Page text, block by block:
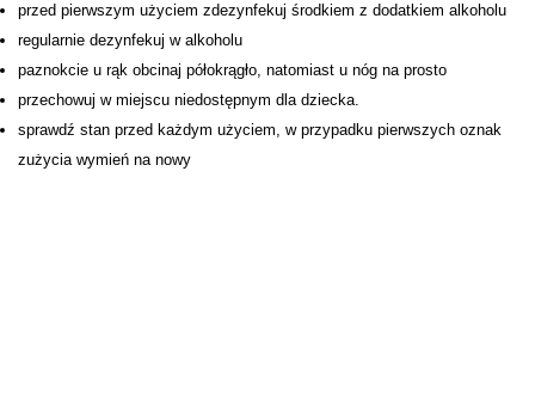
przed pierwszym użyciem zdezynfekuj środkiem z dodatkiem alkoholu
regularnie dezynfekuj w alkoholu
paznokcie u rąk obcinaj półokrągło, natomiast u nóg na prosto
przechowuj w miejscu niedostępnym dla dziecka.
sprawdź stan przed każdym użyciem, w przypadku pierwszych oznak
zużycia wymień na nowy